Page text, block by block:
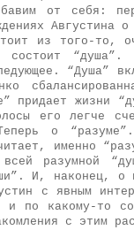
от себя:
из того-то,
“душа”.
“Душа”
придает жизни
его легче
о
именно
разумной
И, наконец, о
с явным
по какому-то
с этим